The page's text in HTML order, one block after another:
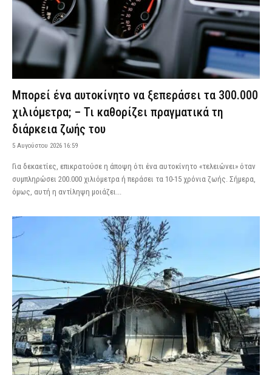
Μπορεί ένα αυτοκίνητο να ξεπεράσει τα 300.000
χιλιόμετρα; – Τι καθορίζει πραγματικά τη
διάρκεια ζωής του
5 Αυγούστου 2026 16:59
Για δεκαετίες, επικρατούσε η άποψη ότι ένα αυτοκίνητο «τελειώνει» όταν
συμπληρώσει 200.000 χιλιόμετρα ή περάσει τα 10-15 χρόνια ζωής. Σήμερα,
όμως, αυτή η αντίληψη μοιάζει...